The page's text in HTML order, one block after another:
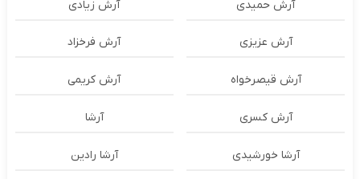
آرش حمیدی آرش زیادی
آرش عزیزی آرش فرخزاد
آرش قیصرخواه آرش کریمی
آرش کسری آرشا
آرشا خورشیدی آرشا رادین